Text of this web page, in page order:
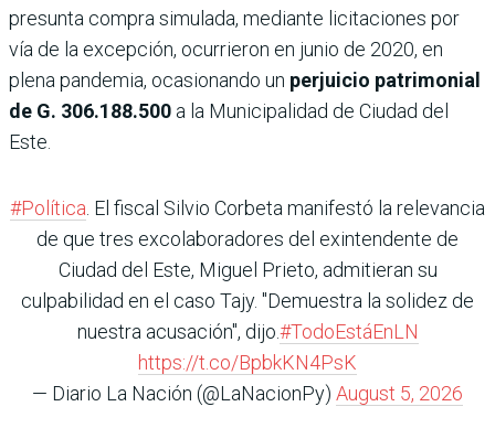
presunta compra simulada, mediante licitaciones por
vía de la excepción, ocurrieron en junio de 2020, en
plena pandemia, ocasionando un perjuicio patrimonial
de G. 306.188.500 a la Municipalidad de Ciudad del
Este.
#Política . El fiscal Silvio Corbeta manifestó la relevancia
de que tres excolaboradores del exintendente de
Ciudad del Este, Miguel Prieto, admitieran su
culpabilidad en el caso Tajy. "Demuestra la solidez de
nuestra acusación", dijo.#TodoEstáEnLN
https://t.co/BpbkKN4PsK
— Diario La Nación (@LaNacionPy) August 5, 2026